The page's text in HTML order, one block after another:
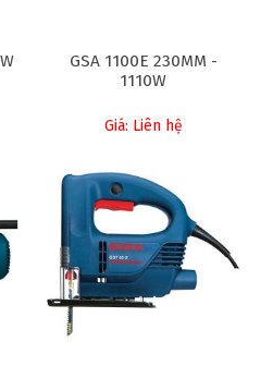
GSA 1100E 230MM -
1110W
Giá: Liên hệ